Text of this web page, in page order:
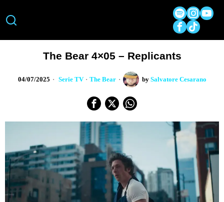
The Bear 4×05 – Replicants
04/07/2025 Serie TV · The Bear by Salvatore Cesarano